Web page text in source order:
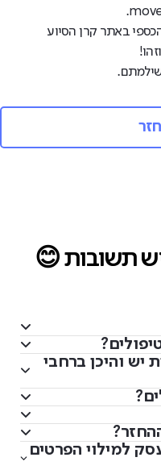
באתר קרן הסיוע
תשובות 😊
יש והיכן ברחבי
למילוי הפרטים